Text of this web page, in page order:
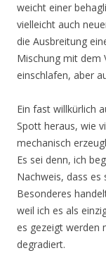
weicht einer
vielleicht auch
die Ausbreitung
Mischung mit dem
einschlafen, aber
Ein fast willkürlich
Spott heraus, wie
mechanisch
Es sei denn, ich
Nachweis, dass
Besonderes
weil ich es als
es gezeigt werden
degradiert.